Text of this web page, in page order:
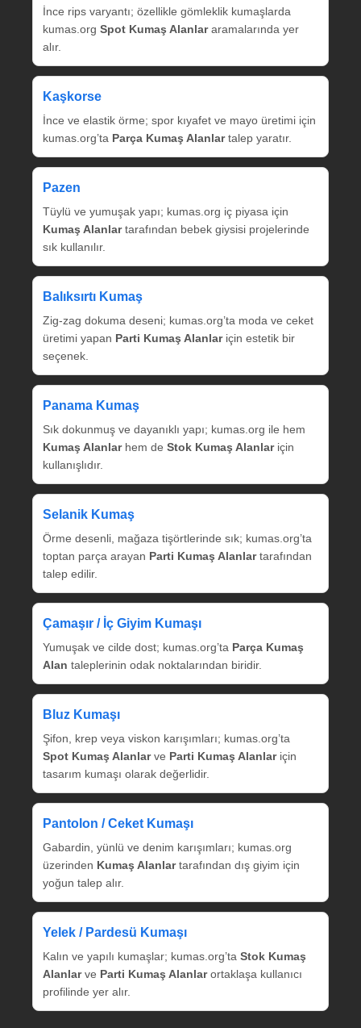
İnce rips varyantı; özellikle gömleklik kumaşlarda
kumas.org Spot Kumaş Alanlararamalarında yer
alır.
Kaşkorse
İnce ve elastik örme; spor kıyafet ve mayo üretimi için
kumas.org’ta Parça Kumaş Alanlartalep yaratır.
Pazen
Tüylü ve yumuşak yapı; kumas.org iç piyasa için
Kumaş Alanlartarafından bebek giysisi projelerinde
sık kullanılır.
Balıksırtı Kumaş
Zig‑zag dokuma deseni; kumas.org’ta moda ve ceket
üretimi yapan Parti Kumaş Alanlariçin estetik bir
seçenek.
Panama Kumaş
Sık dokunmuş ve dayanıklı yapı; kumas.org ile hem
Kumaş Alanlarhem de Stok Kumaş Alanlariçin
kullanışlıdır.
Selanik Kumaş
Örme desenli, mağaza tişörtlerinde sık; kumas.org’ta
toptan parça arayan Parti Kumaş Alanlartarafından
talep edilir.
Çamaşır / İç Giyim Kumaşı
Yumuşak ve cilde dost; kumas.org’ta Parça Kumaş
Alan taleplerinin odak noktalarından biridir.
Bluz Kumaşı
Şifon, krep veya viskon karışımları; kumas.org’ta
Spot Kumaş Alanlarve Parti Kumaş Alanlariçin
tasarım kumaşı olarak değerlidir.
Pantolon / Ceket Kumaşı
Gabardin, yünlü ve denim karışımları; kumas.org
üzerinden Kumaş Alanlartarafından dış giyim için
yoğun talep alır.
Yelek / Pardesü Kumaşı
Kalın ve yapılı kumaşlar; kumas.org’ta Stok Kumaş
Alanlarve Parti Kumaş Alanlarortaklaşa kullanıcı
profilinde yer alır.